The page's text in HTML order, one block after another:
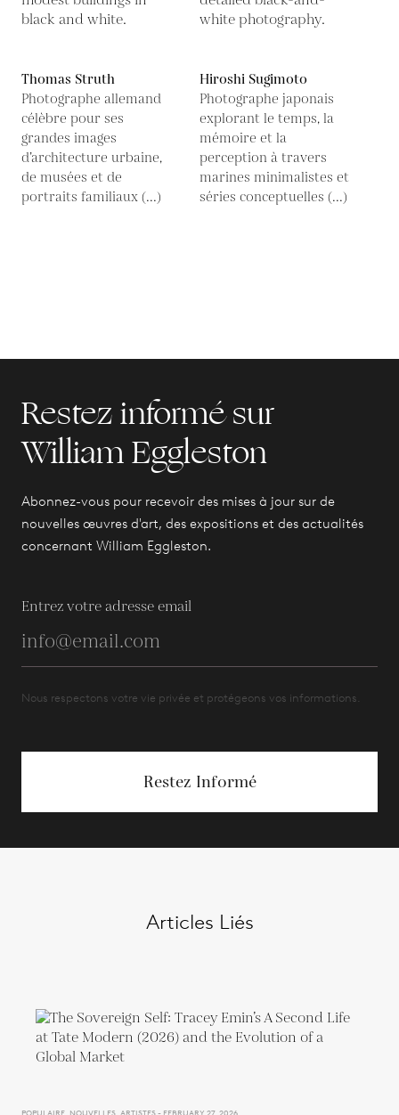
Thomas Struth
Photographe allemand
célèbre pour ses
grandes images
d’architecture urbaine,
de musées et de
portraits familiaux (...)
Hiroshi Sugimoto
Photographe japonais
explorant le temps, la
mémoire et la
perception à travers
marines minimalistes et
séries conceptuelles (...)
Restez informé sur
William Eggleston
Abonnez-vous pour recevoir des mises à jour sur de
nouvelles œuvres d'art, des expositions et des actualités
concernant William Eggleston.
Entrez votre adresse email
Nous respectons votre vie privée et protégeons vos informations.
Restez Informé
Articles Liés
POPULAIRE, NOUVELLES, ARTISTES - FEBRUARY 27, 2026